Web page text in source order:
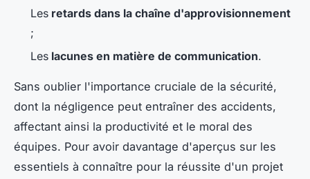
Les retards dans la chaîne d'approvisionnement
;
Les lacunes en matière de communication.
Sans oublier l'importance cruciale de la sécurité,
dont la négligence peut entraîner des accidents,
affectant ainsi la productivité et le moral des
équipes. Pour avoir davantage d'aperçus sur les
essentiels à connaître pour la réussite d'un projet